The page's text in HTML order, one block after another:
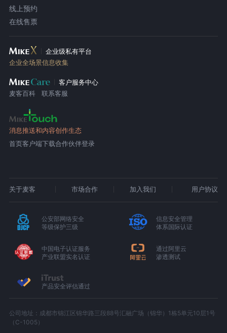
线上预约
在线售票
企业级私有平台
企业全场景信息收集
客户服务中心
麦客百科
联系客服
消息推送和内容创作生态
首页客户端下载合作伙伴登录
关于麦客 市场合作 加入我们 用户协议
公安部网络安全
等级保护三级
信息安全管理
体系国际认证
中国电子认证服务
产业联盟实名认证
通过阿里云
渗透测试
产品安全评估通过
公司地址：成都市锦江区锦华路三段88号汇融广场（锦华）1栋5单元10层1号
（C-1005）